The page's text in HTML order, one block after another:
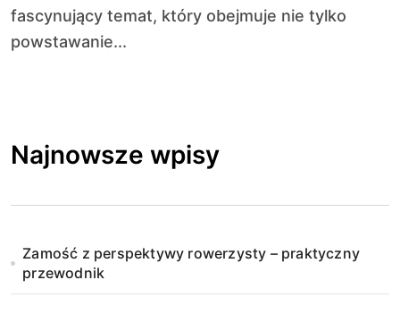
fascynujący temat, który obejmuje nie tylko
powstawanie...
Najnowsze wpisy
Zamość z perspektywy rowerzysty – praktyczny
przewodnik